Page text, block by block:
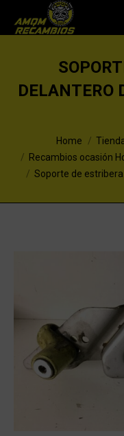
DELANTERO
You are here:Home
Recambios ocasión
Soporte de